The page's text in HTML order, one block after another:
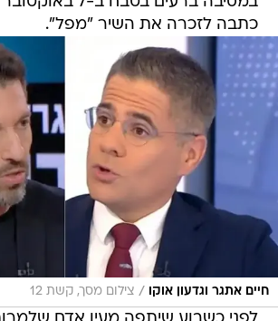
כתבה לזכרה את השיר "מפל".
חיים אתגר וגדעון אוקו / צילום מסך, קשת 12